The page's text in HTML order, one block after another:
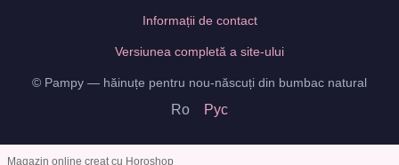
Informații de contact
Versiunea completă a site-ului
© Pampy — hăinuțe pentru nou-născuți din bumbac natural
Ro Рус
Magazin online creat cu Horoshop